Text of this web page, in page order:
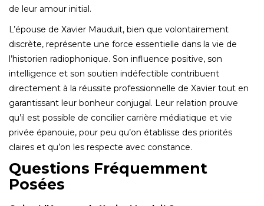
de leur amour initial.
L’épouse de Xavier Mauduit, bien que volontairement
discrète, représente une force essentielle dans la vie de
l’historien radiophonique. Son influence positive, son
intelligence et son soutien indéfectible contribuent
directement à la réussite professionnelle de Xavier tout en
garantissant leur bonheur conjugal. Leur relation prouve
qu’il est possible de concilier carrière médiatique et vie
privée épanouie, pour peu qu’on établisse des priorités
claires et qu’on les respecte avec constance.
Questions Fréquemment
Posées